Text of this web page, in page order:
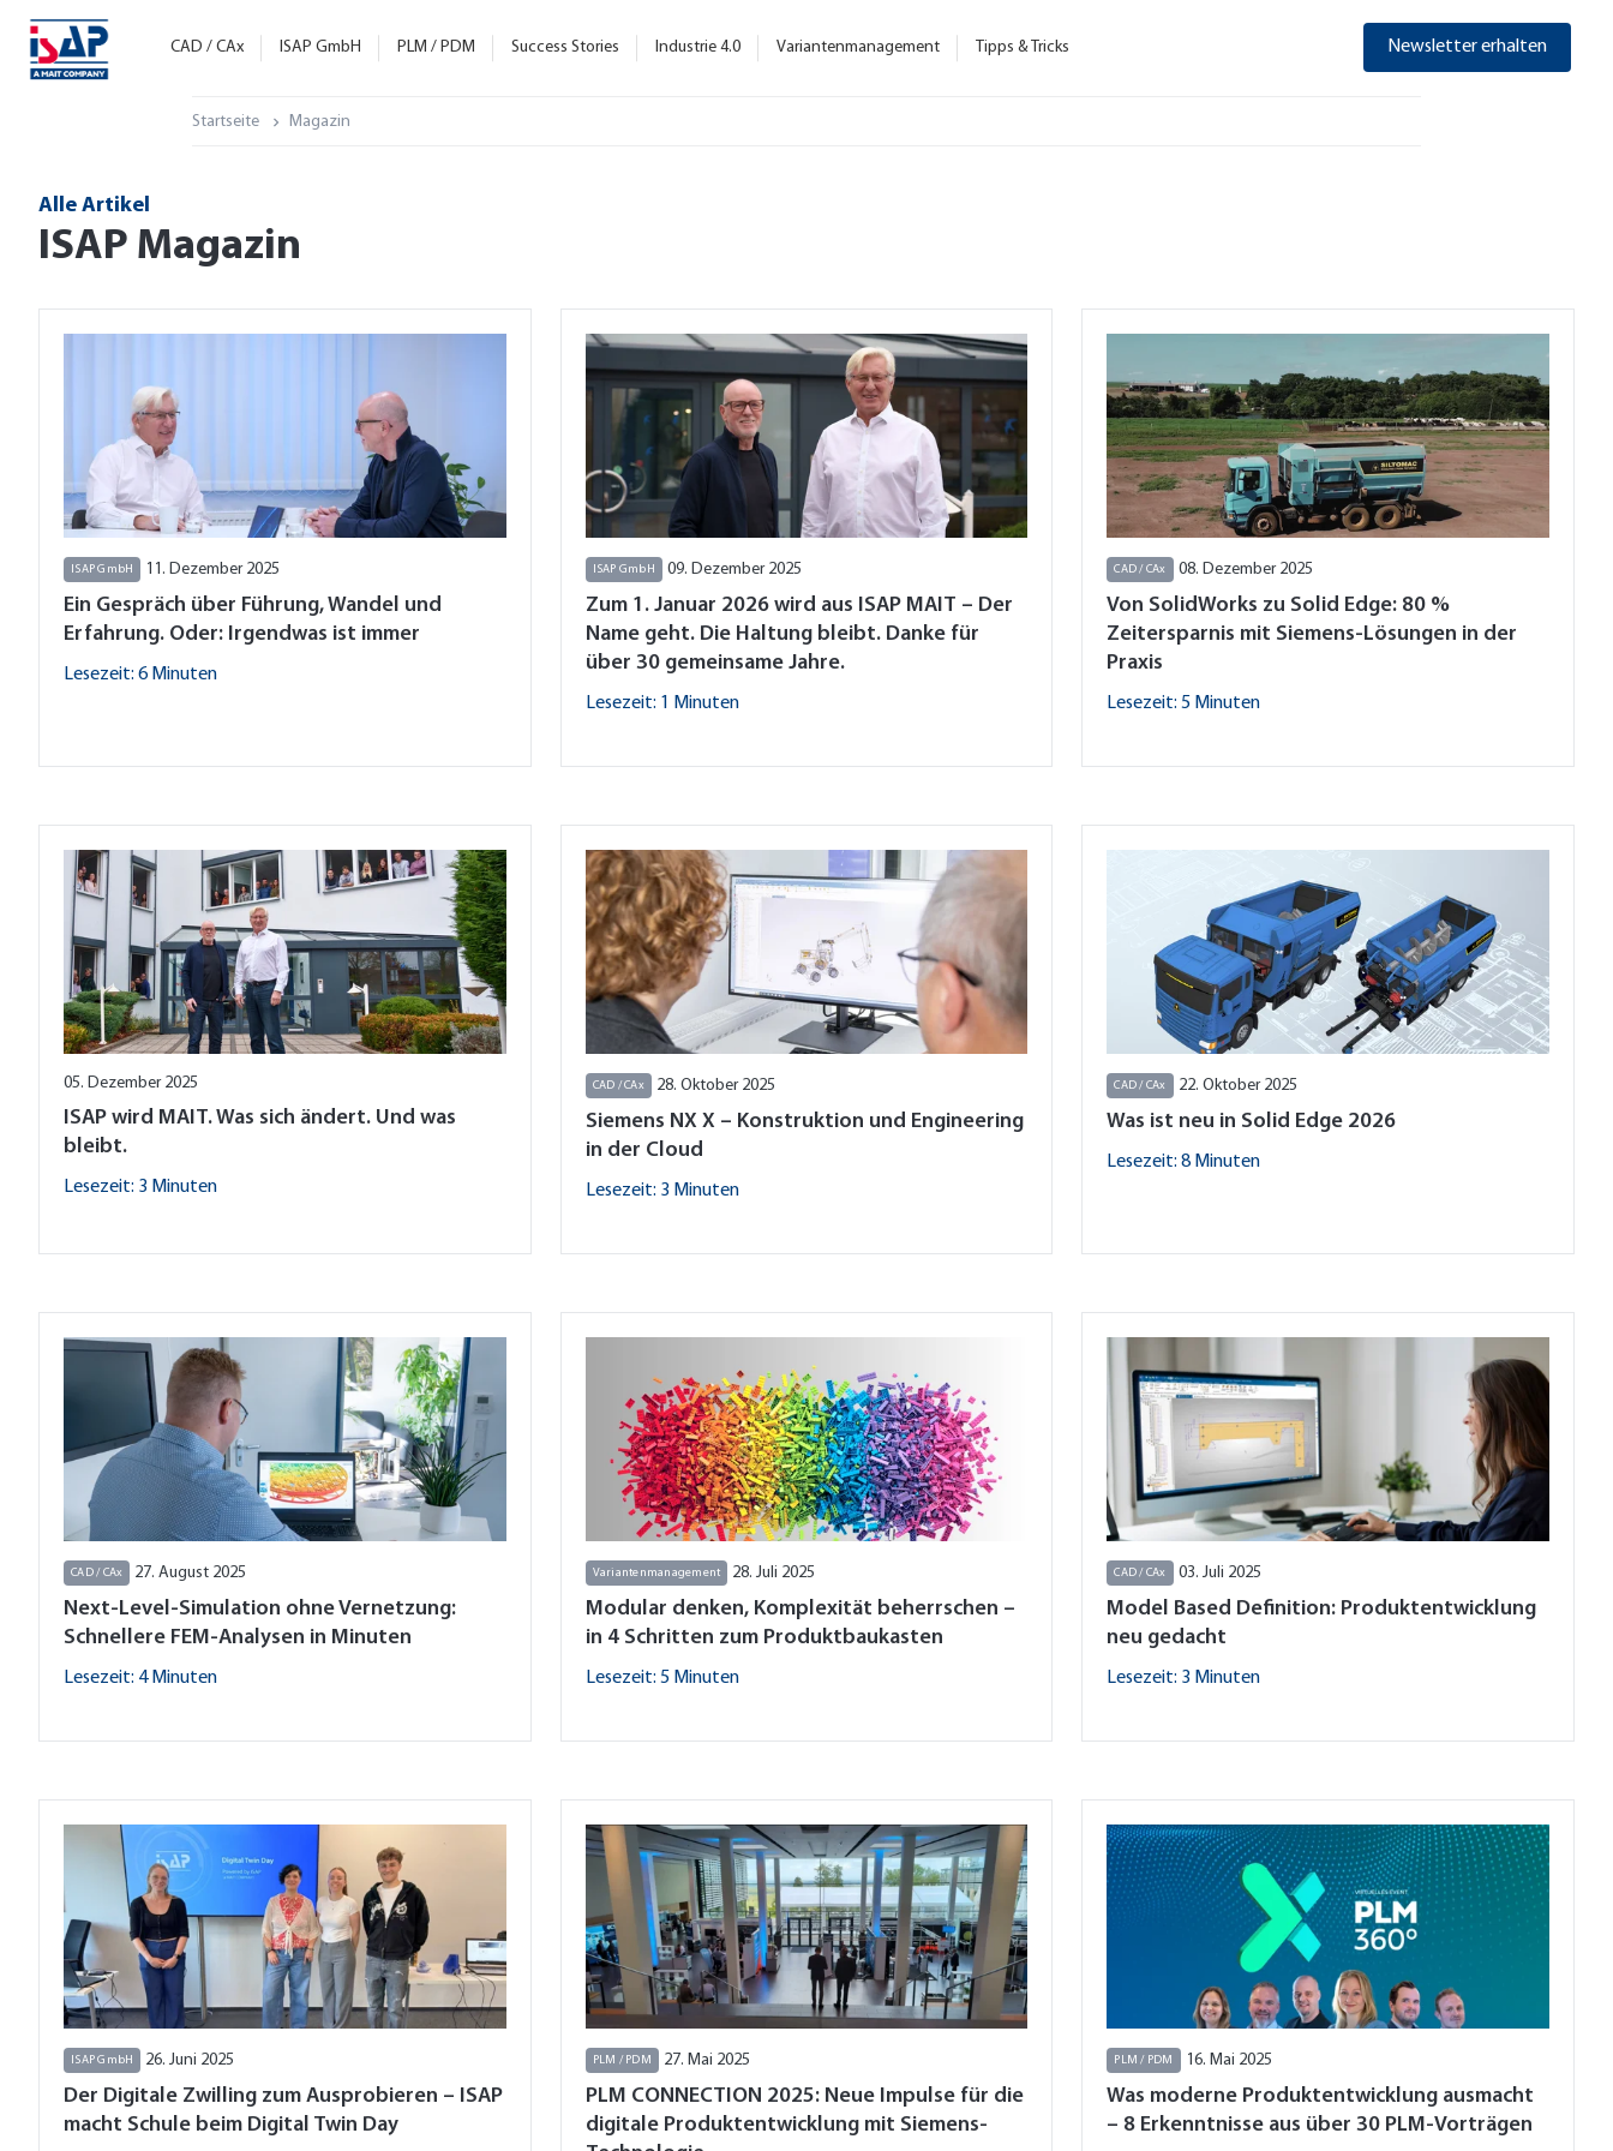
CAD / CAx ISAP GmbH PLM / PDM Success Stories Industrie 4.0 Variantenmanagement Tipps & Tricks Newsletter erhalten
Startseite Magazin
Alle Artikel
ISAP Magazin
ISAP GmbH 11. Dezember 2025
Ein Gespräch über Führung, Wandel und
Erfahrung. Oder: Irgendwas ist immer
Lesezeit: 6 Minuten
ISAP GmbH 09. Dezember 2025
Zum 1. Januar 2026 wird aus ISAP MAIT – Der
Name geht. Die Haltung bleibt. Danke für
über 30 gemeinsame Jahre.
Lesezeit: 1 Minuten
CAD / CAx 08. Dezember 2025
Von SolidWorks zu Solid Edge: 80 %
Zeitersparnis mit Siemens-Lösungen in der
Praxis
Lesezeit: 5 Minuten
05. Dezember 2025
ISAP wird MAIT. Was sich ändert. Und was
bleibt.
Lesezeit: 3 Minuten
CAD / CAx 28. Oktober 2025
Siemens NX X – Konstruktion und Engineering
in der Cloud
Lesezeit: 3 Minuten
CAD / CAx 22. Oktober 2025
Was ist neu in Solid Edge 2026
Lesezeit: 8 Minuten
CAD / CAx 27. August 2025
Next-Level-Simulation ohne Vernetzung:
Schnellere FEM-Analysen in Minuten
Lesezeit: 4 Minuten
Variantenmanagement 28. Juli 2025
Modular denken, Komplexität beherrschen –
in 4 Schritten zum Produktbaukasten
Lesezeit: 5 Minuten
CAD / CAx 03. Juli 2025
Model Based Definition: Produktentwicklung
neu gedacht
Lesezeit: 3 Minuten
ISAP GmbH 26. Juni 2025
Der Digitale Zwilling zum Ausprobieren – ISAP
macht Schule beim Digital Twin Day
PLM / PDM 27. Mai 2025
PLM CONNECTION 2025: Neue Impulse für die
digitale Produktentwicklung mit Siemens-
PLM / PDM 16. Mai 2025
Was moderne Produktentwicklung ausmacht
– 8 Erkenntnisse aus über 30 PLM-Vorträgen